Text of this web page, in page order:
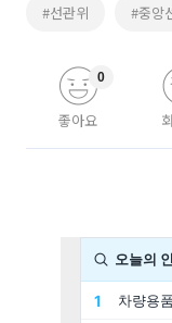
#선관위 #중앙
좋아요
0